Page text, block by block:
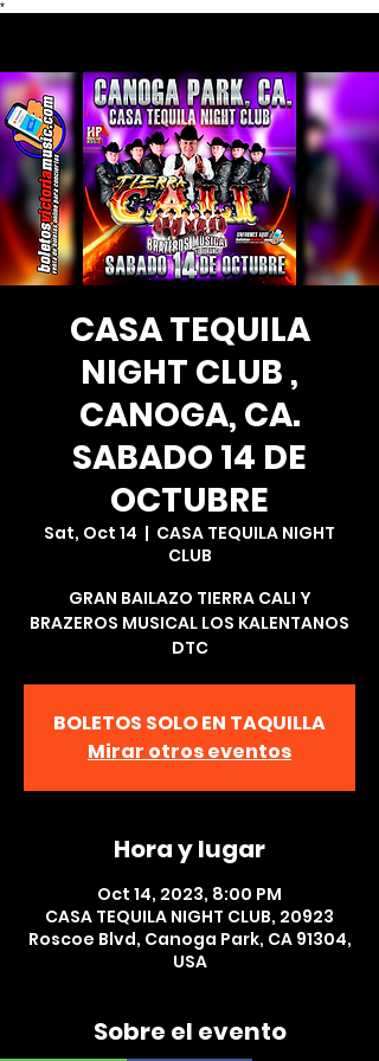
*
CASA TEQUILA
NIGHT CLUB ,
CANOGA, CA.
SABADO 14 DE
OCTUBRE
Sat, Oct 14
  |
CASA TEQUILA NIGHT
CLUB
GRAN BAILAZO TIERRA CALI Y
BRAZEROS MUSICAL LOS KALENTANOS
DTC
BOLETOS SOLO EN TAQUILLA
Mirar otros eventos
Hora y lugar
Oct 14, 2023, 8:00 PM
CASA TEQUILA NIGHT CLUB, 20923
Roscoe Blvd, Canoga Park, CA 91304,
USA
Sobre el evento